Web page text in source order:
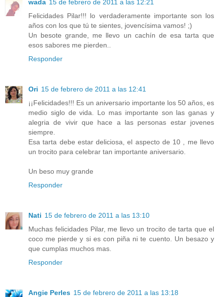
wada 15 de febrero de 2011 a las 12:21
Felicidades Pilar!!! lo verdaderamente importante son los
años con los que tú te sientes, jovencísima vamos! ;)
Un besote grande, me llevo un cachín de esa tarta que
esos sabores me pierden..
Responder
Ori 15 de febrero de 2011 a las 12:41
¡¡Felicidades!!! Es un aniversario importante los 50 años, es
medio siglo de vida. Lo mas importante son las ganas y
alegria de vivir que hace a las personas estar jovenes
siempre.
Esa tarta debe estar deliciosa, el aspecto de 10 , me llevo
un trocito para celebrar tan importante aniversario.
Un beso muy grande
Responder
Nati 15 de febrero de 2011 a las 13:10
Muchas felicidades Pilar, me llevo un trocito de tarta que el
coco me pierde y si es con piña ni te cuento. Un besazo y
que cumplas muchos mas.
Responder
Angie Perles 15 de febrero de 2011 a las 13:18